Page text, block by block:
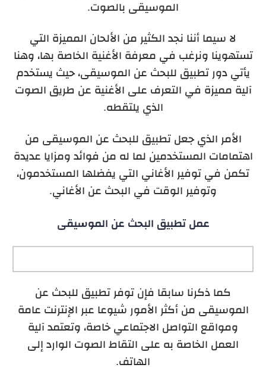
الموسيقى بالصوت.
لا سيما أننا نجد الكثير من الألحان المميزة التي
تستهوينا ونرغب في معرفة الأغنية الخاصة بها، وهنا
يأتي دور تطبيق للبحث عن الموسيقى، حيث يستخدم
آلية مميزة في التعرف على الأغنية عن طريق الصوت
الذي يلتقطه.
الأمر الذي جعل تطبيق للبحث عن الموسيقى من
اهتمامات المستخدمين لما له من فوائد ومزايا عديدة
تكمن في توفير الأغاني التي يفضلها المستخدمون،
وتوفير الوقت في البحث عن الأغاني.
عمل تطبيق البحث عن الموسيقى
كما ذكرنا سابقا فإن توفر تطبيق للبحث عن
الموسيقى من أكثر الأمور شيوعا عبر الإنترنت عامة
ومواقع التواصل الاجتماعي خاصة، وتعتمد آلية
العمل الخاصة به على التقاط الصوت الوارد إلى
الهاتف.